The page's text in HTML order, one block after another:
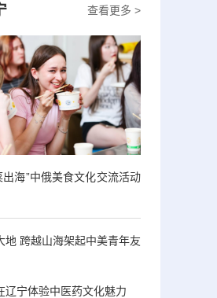
查看更多 >
出海”中俄美食文化交流活动
地 跨越山海架起中美青年友
辽宁体验中医药文化魅力